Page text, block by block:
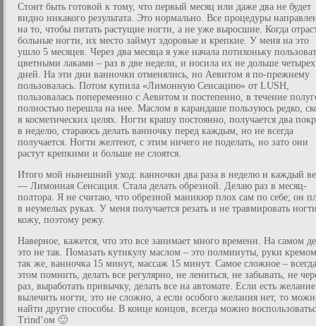
Стоит быть готовой к тому, что первый месяц или даже два не будет
видно никакого результата. Это нормально. Все процедуры
на то, чтобы питать растущие ногти, а не уже выросшие. Когда
больные ногти, их место займут здоровые и крепкие. У меня на это
ушло 5 месяцев. Через два месяца я уже начала потихоньку
цветными лаками – раз в две недели, и носила их не дольше четырех
дней. На эти дни ванночки отменялись, но Аевитом я по-прежнему
пользовалась. Потом купила «Лимонную Сенсацию» от LUSH,
пользовалась попеременно с Аевитом и постепенно, в течение
полностью перешла на нее. Маслом в карандаше пользуюсь редко,
в косметических целях. Ногти крашу постоянно, получается два
в неделю, стараюсь делать ванночку перед каждым, но не всегда
получается. Ногти желтеют, с этим ничего не поделать, но зато они
растут крепкими и больше не слоятся.
Итого мой нынешний уход: ванночки два раза в неделю и каждый
— Лимонная Сенсация. Стала делать обрезной. Делаю раз в месяц-
полтора. Я не считаю, что обрезной маникюр плох сам по себе; он
в неумелых руках. У меня получается резать и не травмировать
кожу, поэтому режу.
Наверное, кажется, что это все занимает много времени. На самом
это не так. Помазать кутикулу маслом – это полминуты, руки
так же, ванночка 15 минут, массаж 15 минут. Самое сложное –
этом помнить, делать все регулярно, не лениться, не забывать, не
раз, выработать привычку, делать все на автомате. Если есть желание
вылечить ногти, это не сложно, а если особого желания нет, то
найти другие способы. В конце концов, всегда можно
Trind’ом 🙂